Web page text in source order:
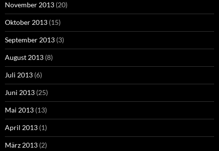
November 2013 (20)
Oktober 2013 (15)
September 2013 (3)
August 2013 (8)
Juli 2013 (6)
Juni 2013 (25)
Mai 2013 (13)
April 2013 (1)
März 2013 (2)